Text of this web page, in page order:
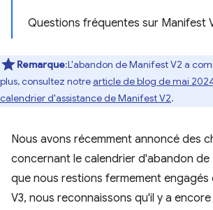
Questions fréquentes sur Manifest
Remarque:L'abandon de Manifest V2 a
plus, consultez notrearticle de blog de mai
calendrier d'assistance de Manifest V2.
Nous avons récemment annoncé des
concernant le calendrier d'abandon de
que nous restions fermement engagés
V3, nous reconnaissons qu'il y a